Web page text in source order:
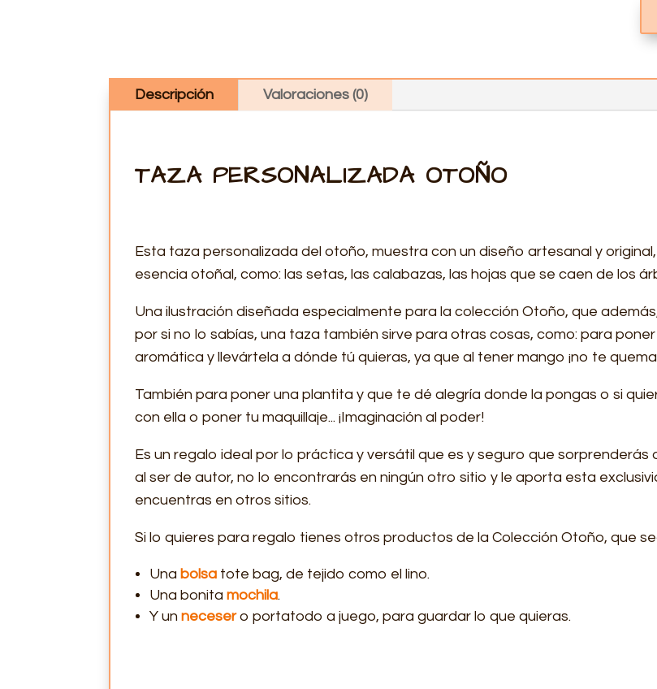
Descripción Valoraciones (0)
TAZA PERSONALIZADA OTOÑO
Esta taza personalizada del otoño, muestra con un diseño artesanal y
esencia otoñal, como: las setas, las calabazas, las hojas que se caen de los
Una ilustración diseñada especialmente para la colección Otoño, que
por si no lo sabías, una taza también sirve para otras cosas, como: para
aromática y llevártela a dónde tú quieras, ya que al tener mango ¡no te
También para poner una plantita y que te dé alegría donde la pongas o si
con ella o poner tu maquillaje... ¡Imaginación al poder!
Es un regalo ideal por lo práctica y versátil que es y seguro que
al ser de autor, no lo encontrarás en ningún otro sitio y le aporta esta
encuentras en otros sitios.
Si lo quieres para regalo tienes otros productos de la Colección Otoño, que
Una bolsa tote bag, de tejido como el lino.
Una bonitamochila.
Y unneceser o portatodo a juego, para guardar lo que quieras.